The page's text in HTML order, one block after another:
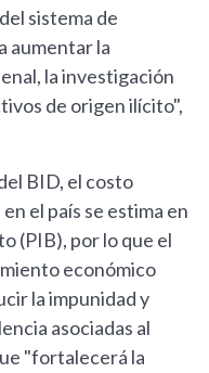
sistema de
aumentar la
la investigación
de origen ilícito",
BID, el costo
el país se estima en
(PIB), por lo que el
económico
la impunidad y
asociadas al
"fortalecerá la